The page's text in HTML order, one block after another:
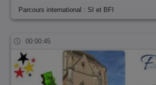
Parcours international : SI et BFI
00:00:45